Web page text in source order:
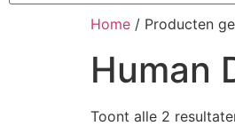
Home / Producten
Human
Toont alle 2